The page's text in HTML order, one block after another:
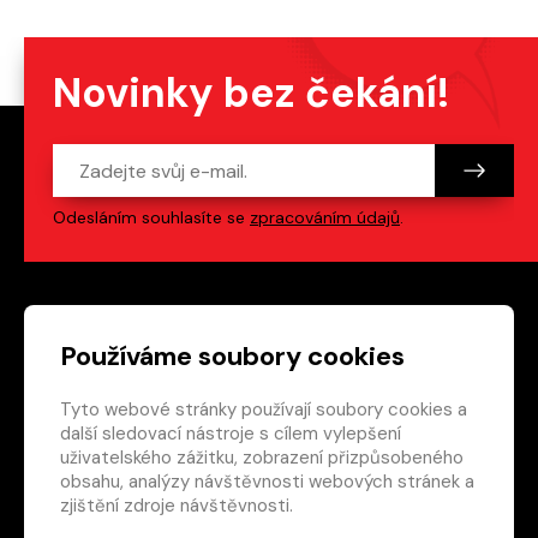
Používáme soubory cookies
Tyto webové stránky používají soubory cookies a
další sledovací nástroje s cílem vylepšení
uživatelského zážitku, zobrazení přizpůsobeného
obsahu, analýzy návštěvnosti webových stránek a
zjištění zdroje návštěvnosti.
Novinky bez čekání!
Odesláním souhlasíte se zpracováním údajů.
Patička webu Odkazy na sociální
Vedlejší navigace
redakce@crew.cz
Ochrana soukromí
Nastavení cookies